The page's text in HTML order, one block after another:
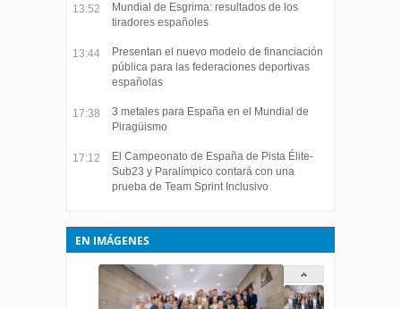
13:52
Mundial de Esgrima: resultados de los
tiradores españoles
13:44
Presentan el nuevo modelo de financiación
pública para las federaciones deportivas
españolas
17:38
3 metales para España en el Mundial de
Piragüismo
17:12
El Campeonato de España de Pista Élite-
Sub23 y Paralímpico contará con una
prueba de Team Sprint Inclusivo
EN IMÁGENES